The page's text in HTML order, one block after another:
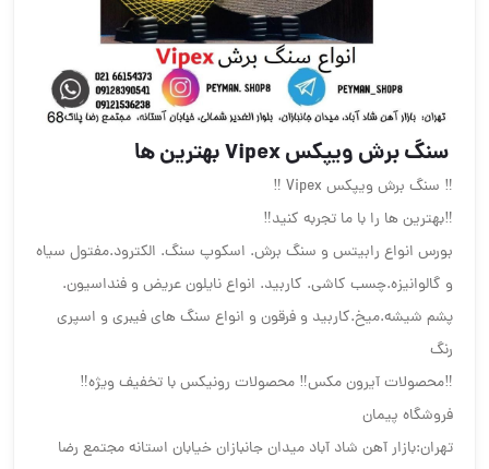
️ سنگ برش ویپکس Vipex ️️بهترین ها
‼️ سنگ برش ویپکس Vipex ‼️
‼️بهترین ها را با ما تجربه کنید‼️
بورس انواع رابیتس و سنگ برش. اسکوپ سنگ. الکترود.مفتول سیاه
و گالوانیزه.چسب کاشی. کاربید. انواع نایلون عریض و فنداسیون.
پشم شیشه.میخ.کاربید و فرقون و انواع سنگ های فیبری و اسپری
رنگ
‼️محصولات آیرون مکس‼️ محصولات رونیکس با تخفیف ویژه‼️
فروشگاه پیمان
تهران:بازار آهن شاد آباد میدان جانبازان خیابان استانه مجتمع رضا